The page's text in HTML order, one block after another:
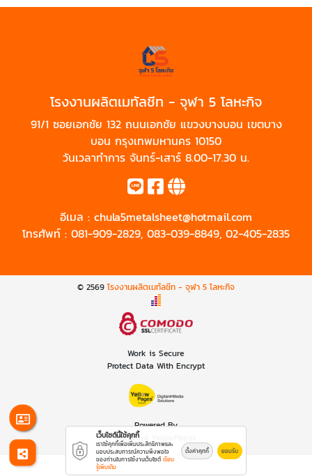
โรงงานผลิตเมทัลชีท - จุฬา 5 โลหะกิจ
91/1 ซอยเอกชัย 132 ถนนเอกชัย แขวงบางบอน เขตบาง
บอน กรุงเทพมหานคร 10150
วันเวลาทำการ จันทร์-เสาร์ 8.00-17.30 น.
อีเมล : chula5metalsheet@hotmail.com
โทรศัพท์ : 081-909-2829, 083-039-8849, 02-405-2835
© 2569 โรงงานผลิตเมทัลชีท - จุฬา 5 โลหะกิจ
Work is Secure
Protect Data With Encrypt
Powered By
Thailand YellowPages
เว็บไซต์นี้ใช้คุกกี้
เราใช้คุกกี้เพื่อเพิ่มประสิทธิภาพและ
มอบประสบการณ์ความพึงพอใจ
ของท่านในการใช้งานเว็บไซต์ เรียน
รู้เพิ่มเติม
ตั้งค่าคุกกี้ ยอมรับ